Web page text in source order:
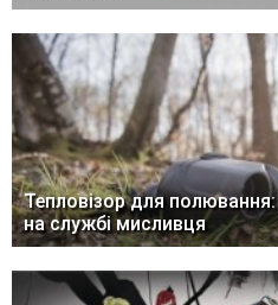
Тепловізор для полювання:
на службі мисливця